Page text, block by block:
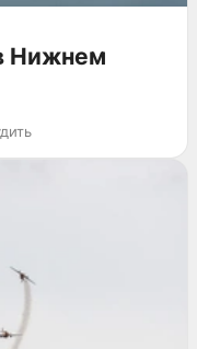
Нижнем